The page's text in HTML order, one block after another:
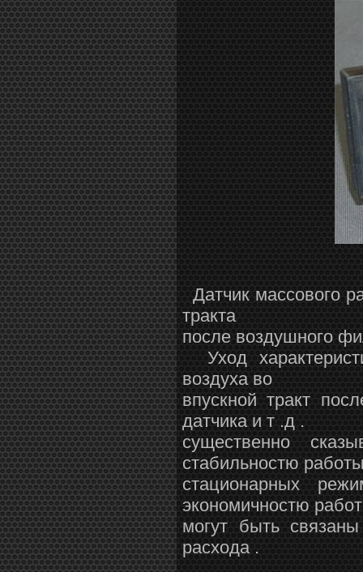
Датчик массового
тракта
после воздушного
Уход
воздуха во
впускной тракт
датчика и т .д .
существенно
стабильностю
стационарных
экономичностю
могут быть
расхода .